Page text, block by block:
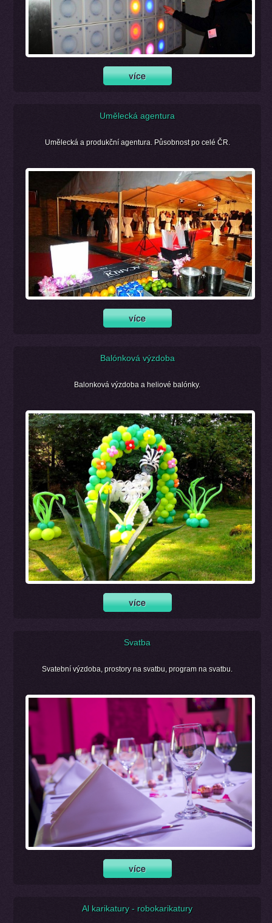
Umělecká agentura
Umělecká a produkční agentura. Působnost po celé ČR.
Balónková výzdoba
Balonková výzdoba a heliové balónky.
Svatba
Svatební výzdoba, prostory na svatbu, program na svatbu.
Al karikatury - robokarikatury